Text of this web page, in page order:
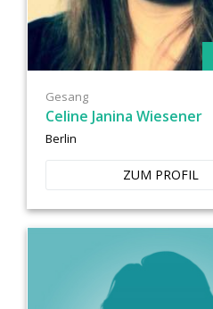
Gesang
Celine Janina Wiesener
Berlin
ZUM PROFIL